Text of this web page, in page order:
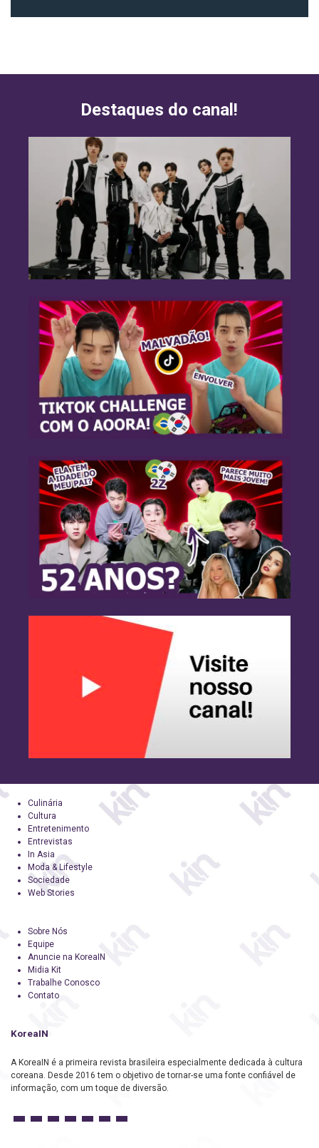
Destaques do canal!
Culinária
Cultura
Entretenimento
Entrevistas
In Asia
Moda & Lifestyle
Sociedade
Web Stories
Sobre Nós
Equipe
Anuncie na KoreaIN
Midia Kit
Trabalhe Conosco
Contato
KoreaIN
A KoreaIN é a primeira revista brasileira especialmente dedicada à cultura
coreana. Desde 2016 tem o objetivo de tornar-se uma fonte confiável de
informação, com um toque de diversão.